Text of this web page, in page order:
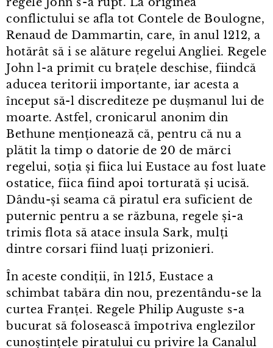
conflictului se afla tot Contele de Boulogne,
Renaud de Dammartin, care, în anul 1212, a
hotărât să i se alăture regelui Angliei. Regele
John l⁠-⁠a primit cu brațele deschise, fiindcă
aducea teritorii importante, iar acesta a
început să-l discrediteze pe dușmanul lui de
moarte. Astfel, cronicarul anonim din
Bethune menționează că, pentru că nu a
plătit la timp o datorie de 20 de mărci
regelui, soția și fiica lui Eustace au fost luate
ostatice, fiica fiind apoi torturată și ucisă.
Dându-și seama că piratul era suficient de
puternic pentru a se răzbuna, regele și⁠-⁠a
trimis flota să atace insula Sark, mulți
dintre corsari fiind luați prizonieri.
În aceste condiții, în 1215, Eustace a
schimbat tabăra din nou, prezentându⁠-⁠se la
curtea Franței. Regele Philip Auguste s⁠-⁠a
bucurat să folosească împotriva englezilor
cunoștințele piratului cu privire la Canalul